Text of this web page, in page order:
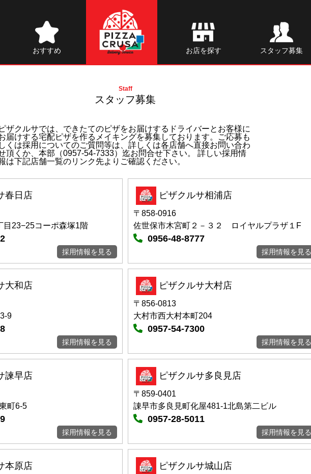
おすすめ お店を探す スタッフ募集
Staff
スタッフ募集
ピザクルサでは、できたてのピザをお届けするドライバーとお客様に
届けする宅配ピザを作るメイキングを募集しております。ご応募も
しくは採用についてのご質問等は、詳しくは各店舗へ直接お問い合わ
頂くか、本部（0957-54-7333）迄お問合せ下さい。 詳しい採用情
は下記店舗一覧のリンク先よりご確認ください。
春日店
目23−25コーポ森塚1階
採用情報を見る
ピザクルサ相浦店
〒858-0916
佐世保市木宮町２－３２ ロイヤルプラザ１F
0956-48-8777
採用情報を見る
大和店
9
採用情報を見る
ピザクルサ大村店
〒856-0813
大村市西大村本町204
0957-54-7300
採用情報を見る
諫早店
町6-5
採用情報を見る
ピザクルサ多良見店
〒859-0401
諌早市多良見町化屋481-1北島第二ビル
0957-28-5011
採用情報を見る
本原店 ピザクルサ城山店